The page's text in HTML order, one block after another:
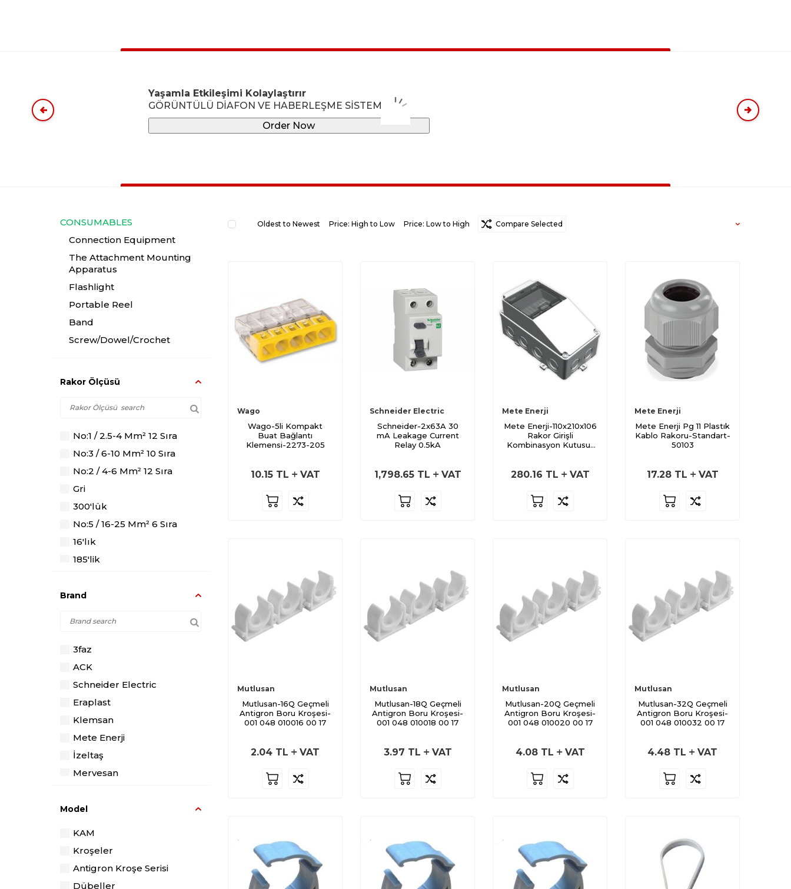
Yaşamla Etkileşimi Kolaylaştırır
GÖRÜNTÜLÜ DİAFON VE HABERLEŞME SİSTEMİ
Order Now
CONSUMABLES
Connection Equipment
The Attachment Mounting
Apparatus
Flashlight
Portable Reel
Band
Screw/Dowel/Crochet
Opportunity Products
Rakor Ölçüsü
No:1 / 2.5-4 Mm² 12 Sıra
No:3 / 6-10 Mm² 10 Sıra
No:2 / 4-6 Mm² 12 Sıra
Gri
300'lük
No:5 / 16-25 Mm² 6 Sıra
16'lık
185'lik
120'lik
70'lik
50'lik
No:7 / 35-50 Mm² 6 Sıra
500'lük
No:6 / 25-35 Mm² 6 Sıra
25'lik
35'lik
625'lik
No:4 / 10-16 Mm² 6 Sıra
Ø1.5 Yanmaz
Brand
3faz
ACK
Schneider Electric
Eraplast
Klemsan
Mete Enerji
İzeltaş
Mervesan
Wago
Model
KAM
Kroşeler
Antigron Kroşe Serisi
Dübeller
Oldest to Newest Price: High to Low Price: Low to High Random Newest to Oldest
Compare Selected
Wago
Wago-5li Kompakt
Buat Bağlantı
Klemensi-2273-205
10.15TL VAT
Schneider Electric
Schneider-2x63A 30
mA Leakage Current
Relay 0.5kA
1,798.65TL VAT
Mete Enerji
Mete Enerji-110x210x106
Rakor Girişli
Kombinasyon Kutusu-
280.16 TL VAT
Mete Enerji
Mete Enerji Pg 11 Plastık
Kablo Rakoru-Standart-
50103
17.28TL VAT
Mutlusan
Mutlusan-16Q Geçmeli
Antigron Boru Kroşesi-
001 048 010016 00 17
2.04 TL VAT
Mutlusan
Mutlusan-18Q Geçmeli
Antigron Boru Kroşesi-
001 048 010018 00 17
3.97 TL VAT
Mutlusan
Mutlusan-20Q Geçmeli
Antigron Boru Kroşesi-
001 048 010020 00 17
4.08TL VAT
Mutlusan
Mutlusan-32Q Geçmeli
Antigron Boru Kroşesi-
001 048 010032 00 17
4.48 TL VAT